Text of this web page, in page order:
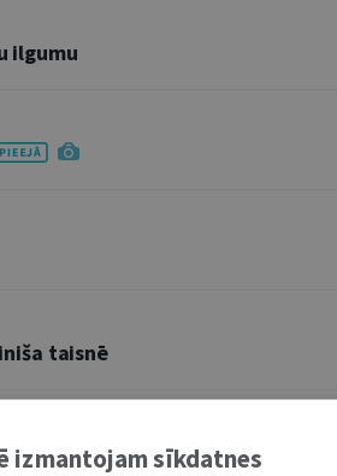
ilgumu
taisnē
izmantojam sīkdatnes